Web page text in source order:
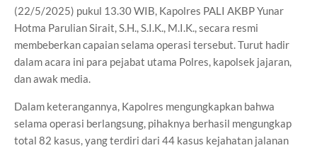
(22/5/2025) pukul 13.30 WIB, Kapolres PALI AKBP Yunar
Hotma Parulian Sirait, S.H., S.I.K., M.I.K., secara resmi
membeberkan capaian selama operasi tersebut. Turut hadir
dalam acara ini para pejabat utama Polres, kapolsek jajaran,
dan awak media.
Dalam keterangannya, Kapolres mengungkapkan bahwa
selama operasi berlangsung, pihaknya berhasil mengungkap
total 82 kasus, yang terdiri dari 44 kasus kejahatan jalanan